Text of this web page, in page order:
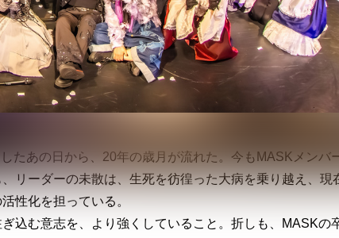
たあの日から、20年の歳月が流れた。今もMASKメンバ
リーダーの未散は、生死を彷徨った大病を乗り越え、現
性化を担っている。
込む意志を、より強くしていること。折しも、MASKの